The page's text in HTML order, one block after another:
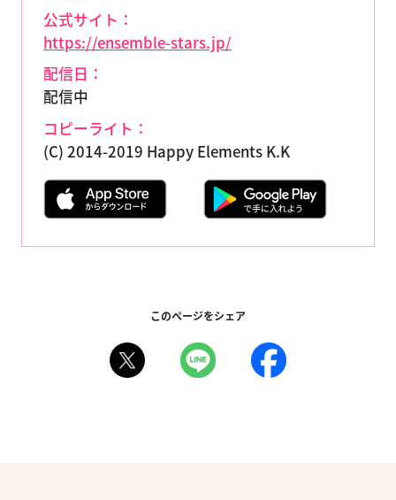
公式サイト：
https://ensemble-stars.jp/
配信日：
配信中
コピーライト：
(C) 2014-2019 Happy Elements K.K
このページをシェア